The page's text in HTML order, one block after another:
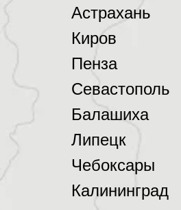
Астрахань
Киров
Пенза
Севастополь
Балашиха
Липецк
Чебоксары
Калининград